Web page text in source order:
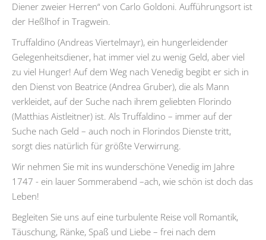
Diener zweier Herren“ von Carlo Goldoni. Aufführungsort ist
der Heßlhof in Tragwein.
Truffaldino (Andreas Viertelmayr), ein hungerleidender
Gelegenheitsdiener, hat immer viel zu wenig Geld, aber viel
zu viel Hunger! Auf dem Weg nach Venedig begibt er sich in
den Dienst von Beatrice (Andrea Gruber), die als Mann
verkleidet, auf der Suche nach ihrem geliebten Florindo
(Matthias Aistleitner) ist. Als Truffaldino – immer auf der
Suche nach Geld – auch noch in Florindos Dienste tritt,
sorgt dies natürlich für größte Verwirrung.
Wir nehmen Sie mit ins wunderschöne Venedig im Jahre
1747 - ein lauer Sommerabend –ach, wie schön ist doch das
Leben!
Begleiten Sie uns auf eine turbulente Reise voll Romantik,
Täuschung, Ränke, Spaß und Liebe – frei nach dem